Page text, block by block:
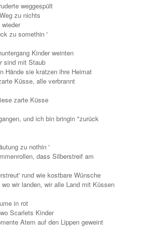
weggespült
zu nichts
zu somethin '
Kinder weinten
sind mit Staub
Hände sie kratzen ihre Heimat
Küsse, alle verbrannt
zarte Küsse
und ich bin bringin "zurück
zu nothin '
dass Silberstreif am
rund wie kostbare Wünsche
wir landen, wir alle Land mit Küssen
in rot
Scarlets Kinder
Atem auf den Lippen geweint